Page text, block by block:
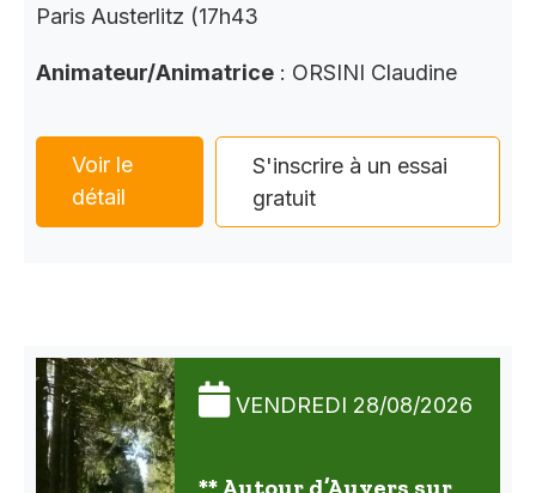
Paris Austerlitz (17h43
Animateur/Animatrice : ORSINI Claudine
Voir le
détail
S'inscrire à un essai
gratuit
VENDREDI 28/08/2026
** Autour d’Auvers sur